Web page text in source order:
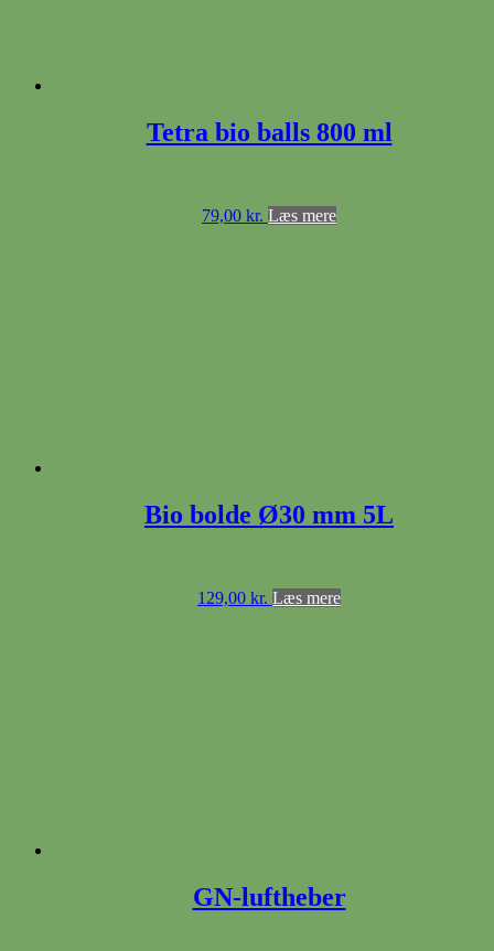
Tetra bio balls 800 ml
79,00 kr. Læs mere
Bio bolde Ø30 mm 5L
129,00 kr. Læs mere
GN-luftheber